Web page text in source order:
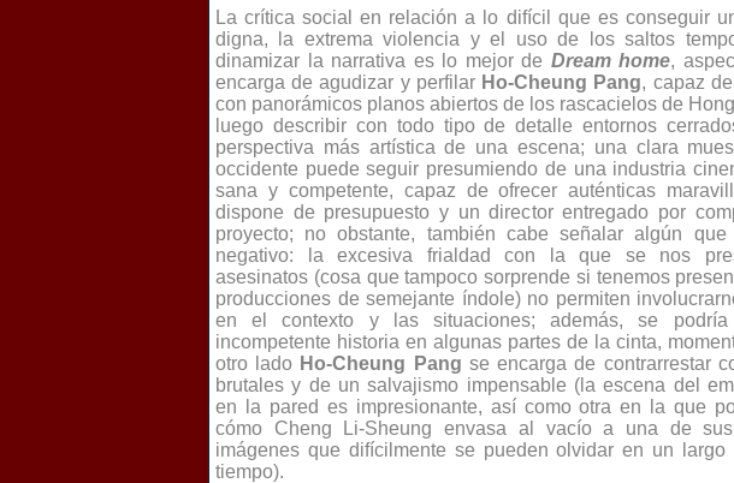
La crítica social en relación a lo difícil que es conseguir
digna, la extrema violencia y el uso de los saltos
dinamizar la narrativa es lo mejor de Dream home,
encarga de agudizar y perfilar Ho-Cheung Pang, capaz
con panorámicos planos abiertos de los rascacielos de
luego describir con todo tipo de detalle entornos
perspectiva más artística de una escena; una clara
occidente puede seguir presumiendo de una industria
sana y competente, capaz de ofrecer auténticas
dispone de presupuesto y un director entregado por
proyecto; no obstante, también cabe señalar algún
negativo: la excesiva frialdad con la que se nos
asesinatos (cosa que tampoco sorprende si tenemos
producciones de semejante índole) no permiten
en el contexto y las situaciones; además, se
incompetente historia en algunas partes de la cinta,
otro lado Ho-Cheung Pang se encarga de contrarrestar
brutales y de un salvajismo impensable (la escena del
en la pared es impresionante, así como otra en la que
cómo Cheng Li-Sheung envasa al vacío a una de sus
imágenes que difícilmente se pueden olvidar en un largo
tiempo).